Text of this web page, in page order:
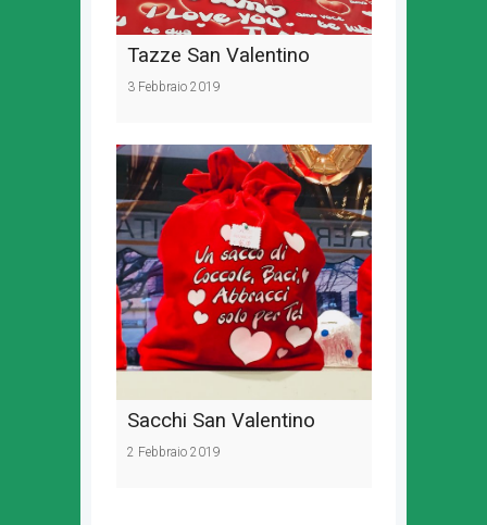
Tazze San Valentino
3 Febbraio 2019
Sacchi San Valentino
2 Febbraio 2019